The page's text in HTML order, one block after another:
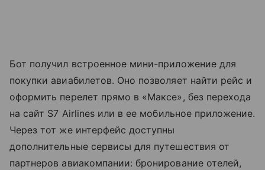
Бот получил встроенное мини-приложение для
покупки авиабилетов. Оно позволяет найти рейс и
оформить перелет прямо в «Максе», без перехода
на сайт S7 Airlines или в ее мобильное приложение.
Через тот же интерфейс доступны
дополнительные сервисы для путешествия от
партнеров авиакомпании: бронирование отелей,